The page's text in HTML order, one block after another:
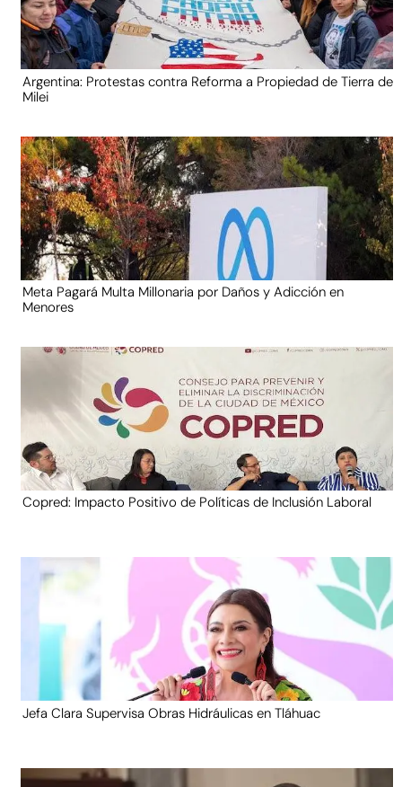
Argentina: Protestas contra Reforma a Propiedad de Tierra de
Milei
Meta Pagará Multa Millonaria por Daños y Adicción en
Menores
Copred: Impacto Positivo de Políticas de Inclusión Laboral
Jefa Clara Supervisa Obras Hidráulicas en Tláhuac